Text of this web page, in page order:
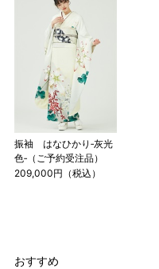
振袖 はなひかり‐灰光
色‐（ご予約受注品）
209,000円（税込）
おすすめ